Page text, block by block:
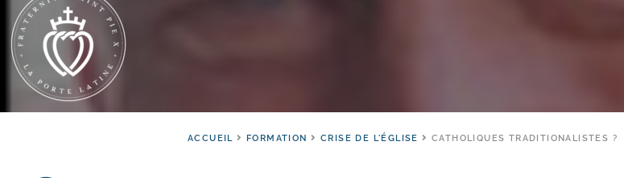
ACCUEIL FORMATION CRISE DE L'ÉGLISE CATHOLIQUES TRADITIONALISTES ?